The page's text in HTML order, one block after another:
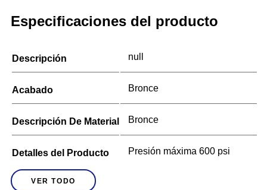
Especificaciones del producto
Descripción null
Acabado Bronce
Descripción De Material Bronce
Detalles del Producto Presión máxima 600 psi
Dimensiones
VER TODO